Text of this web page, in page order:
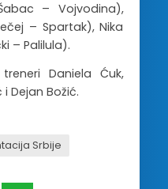
– Vojvodina),
– Spartak), Nika
– Palilula).
Daniela Ćuk,
Dejan Božić.
Srbije